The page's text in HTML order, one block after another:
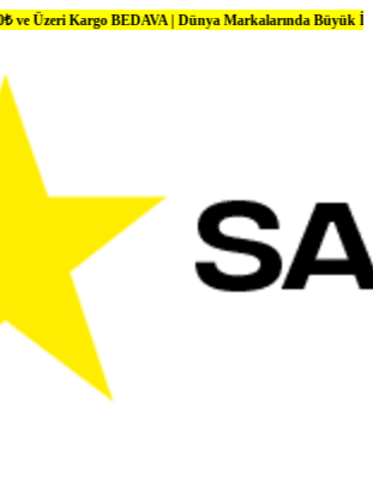
BEDAVA | Dünya Markalarında Büyük İndirimler